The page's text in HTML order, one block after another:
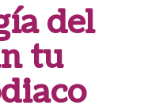
del
tu